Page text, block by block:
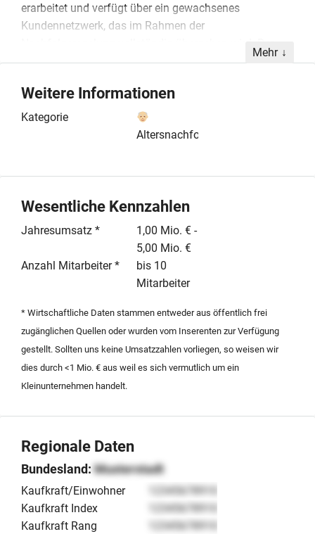
erarbeitet und verfügt über ein gewachsenes
Kundennetzwerk, das im Rahmen der
Betrieb zeichnet sich durch eine funktionale
das gesamte für den Geschäftsbetrieb notwendige
Inventar umfasst. Mit einem Jahresumsatz zwischen
einer und fünf Millionen Euro sowie einem Team von
Persönlichkeit gesucht, die über die notwendige
fachliche Expertise verfügt, um den Betrieb
professionell weiterzuführen. Eine angemessene
Kapitalausstattung wird für die Übernahme
vorausgesetzt, wobei der Kaufpreis bei 300.000 Euro
ernsthaften Interessenten. Detaillierte Informationen
zum Geschäftsmodell, den betriebswirtschaftlichen
Kennzahlen sowie den logistischen Kapazitäten
werden nach einer ersten Kontaktaufnahme und
entsprechender Qualifizierung zur Verfügung gestellt.
Mehr
Weitere Informationen
Kategorie
Altersnachfolge
Wesentliche Kennzahlen
Jahresumsatz *
1,00 Mio. € -
5,00 Mio. €
Anzahl Mitarbeiter *
bis 10
Mitarbeiter
* Wirtschaftliche Daten stammen entweder aus öffentlich frei
zugänglichen Quellen oder wurden vom Inserenten zur Verfügung
gestellt. Sollten uns keine Umsatzzahlen vorliegen, so weisen wir
dies durch <1 Mio. € aus weil es sich vermutlich um ein
Kleinunternehmen handelt.
Regionale Daten
Bundesland: Musterstadt
Kaufkraft/Einwohner
12345678910
Kaufkraft Index
12345678910
Kaufkraft Rang
12345678910